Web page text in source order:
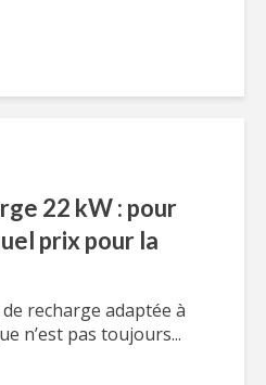
22 kW : pour
prix pour la
recharge adaptée à
n’est pas toujours...